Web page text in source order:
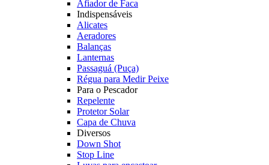
Afiador de Faca
Indispensáveis
Alicates
Aeradores
Balanças
Lanternas
Passaguá (Puça)
Régua para Medir Peixe
Para o Pescador
Repelente
Protetor Solar
Capa de Chuva
Diversos
Down Shot
Stop Line